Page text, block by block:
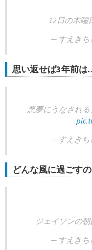
12日の木曜
— すえきち
思い返せば3年前
悪夢にうなされ
— すえきち
どんな風に過ごす
ジェイソンの
— すえきち